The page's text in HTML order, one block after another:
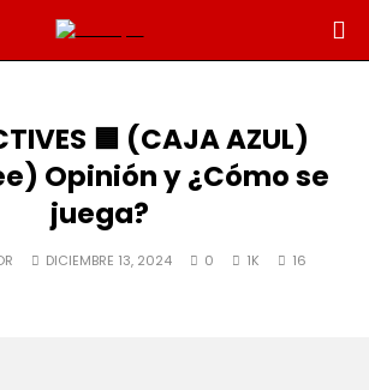
🟦 (CAJA AZUL)
Opinión y ¿Cómo se
juega?
DICIEMBRE 13, 2024 0 1K 16